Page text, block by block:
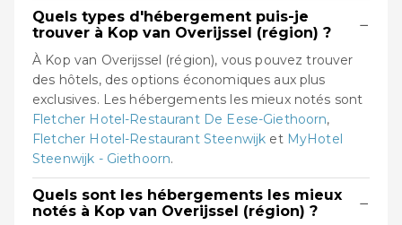
Quels types d'hébergement puis-je
trouver à Kop van Overijssel (région) ?
−
À Kop van Overijssel (région), vous pouvez trouver
des hôtels, des options économiques aux plus
exclusives. Les hébergements les mieux notés sont
Fletcher Hotel-Restaurant De Eese-Giethoorn,
Fletcher Hotel-Restaurant Steenwijk et MyHotel
Steenwijk - Giethoorn.
Quels sont les hébergements les mieux
notés à Kop van Overijssel (région) ?
−